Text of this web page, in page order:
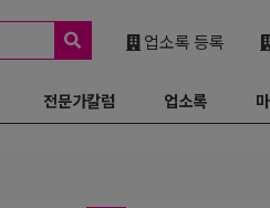
업소록 등록
전문가칼럼 업소록